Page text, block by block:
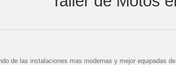
de las instalaciones mas modernas y mejor equipadas